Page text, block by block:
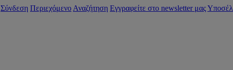
Σύνδεση Περιεχόμενο Αναζήτηση Εγγραφείτε στο newsletter μας